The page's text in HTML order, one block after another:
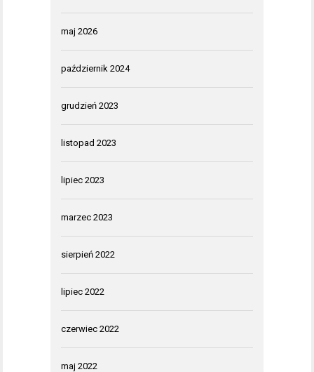
maj 2026
październik 2024
grudzień 2023
listopad 2023
lipiec 2023
marzec 2023
sierpień 2022
lipiec 2022
czerwiec 2022
maj 2022